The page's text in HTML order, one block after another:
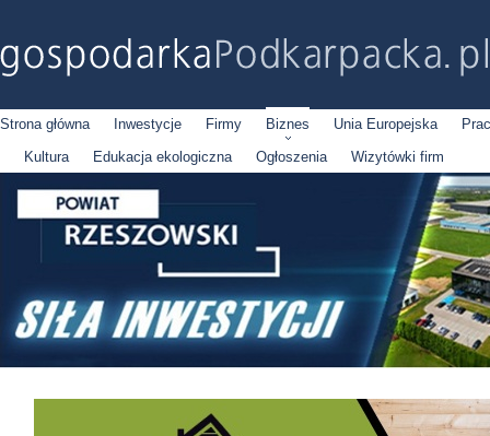
Strona główna Inwestycje Firmy Biznes Unia Europejska
Kultura
Edukacja ekologiczna Ogłoszenia Wizytówki firm